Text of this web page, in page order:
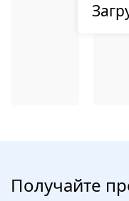
Получайте